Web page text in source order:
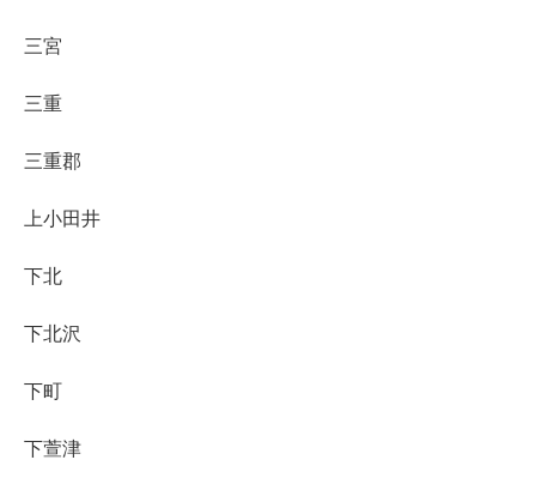
三宮
三重
三重郡
上小田井
下北
下北沢
下町
下萱津